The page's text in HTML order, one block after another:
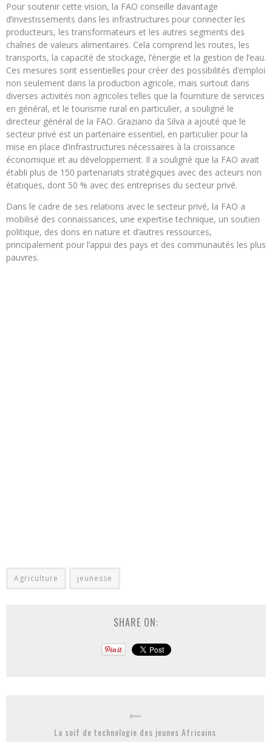
Pour soutenir cette vision, la FAO conseille davantage
d’investissements dans les infrastructures pour connecter les
producteurs, les transformateurs et les autres segments des
chaînes de valeurs alimentaires. Cela comprend les routes, les
transports, la capacité de stockage, l’énergie et la gestion de l’eau.
Ces mesures sont essentielles pour créer des possibilités d’emploi
non seulement dans la production agricole, mais surtout dans
diverses activités non agricoles telles que la fourniture de services
en général, et le tourisme rural en particulier, a souligné le
directeur général de la FAO. Graziano da Silva a ajouté que le
secteur privé est un partenaire essentiel, en particulier pour la
mise en place d’infrastructures nécessaires à la croissance
économique et au développement. Il a souligné que la FAO avait
établi plus de 150 partenariats stratégiques avec des acteurs non
étatiques, dont 50 % avec des entreprises du secteur privé.
Dans le cadre de ses relations avec le secteur privé, la FAO a
mobilisé des connaissances, une expertise technique, un soutien
politique, des dons en nature et d’autres ressources,
principalement pour l’appui des pays et des communautés les plus
pauvres.
Agriculture jeunesse
SHARE ON:
La soif de technologie des jeunes Africains